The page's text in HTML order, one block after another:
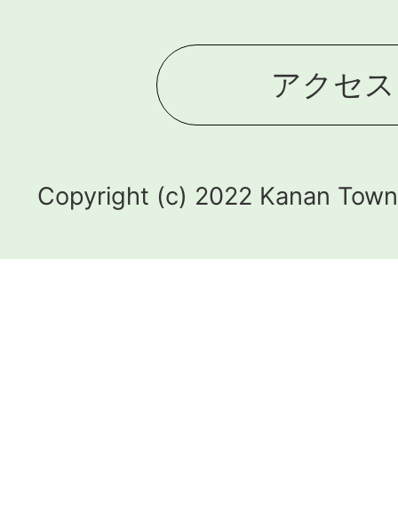
アクセス
Copyright (c) 2022 Kanan